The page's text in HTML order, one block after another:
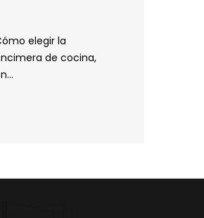
elegir la
de cocina,